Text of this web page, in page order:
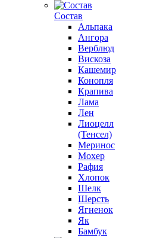
Состав
Альпака
Ангора
Верблюд
Вискоза
Кашемир
Конопля
Крапива
Лама
Лен
Лиоцелл
(Тенсел)
Меринос
Мохер
Рафия
Хлопок
Шелк
Шерсть
Ягненок
Як
Бамбук